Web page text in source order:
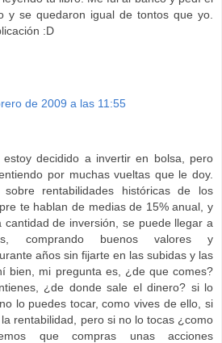
y se quedaron igual de tontos que yo.
:D
de 2009 a las 11:55
estoy decidido a invertir en bolsa, pero
por muchas vueltas que le doy.
rentabilidades históricas de los
te hablan de medias de 15% anual, y
cantidad de inversión, se puede llegar a
comprando buenos valores y
años sin fijarte en las subidas y las
bien, mi pregunta es, ¿de que comes?
¿de donde sale el dinero? si lo
lo puedes tocar, como vives de ello, si
rentabilidad, pero si no lo tocas ¿como
que compras unas acciones